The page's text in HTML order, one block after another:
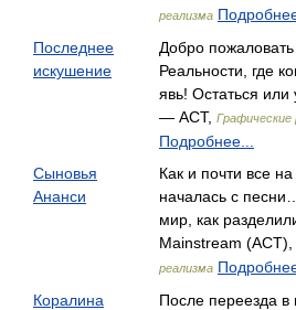
реализма
Последнее
искушение
Добро
Реальности, где
явь! Остаться
— АСТ,
Подробнее...
Сыновья
Ананси
Как и почти все
началась с
мир, как
Mainstream (АСТ),
реализма
Коралина
После переезда